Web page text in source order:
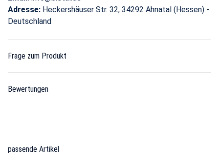
Adresse: Heckershäuser Str. 32, 34292 Ahnatal (Hessen) -
Deutschland
Frage zum Produkt
Bewertungen
passende Artikel